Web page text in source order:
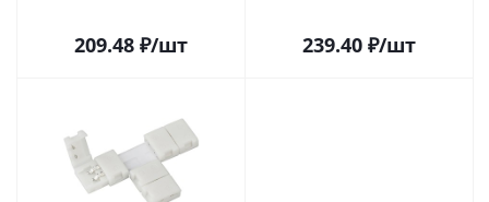
209.48 ₽/шт 239.40 ₽/шт